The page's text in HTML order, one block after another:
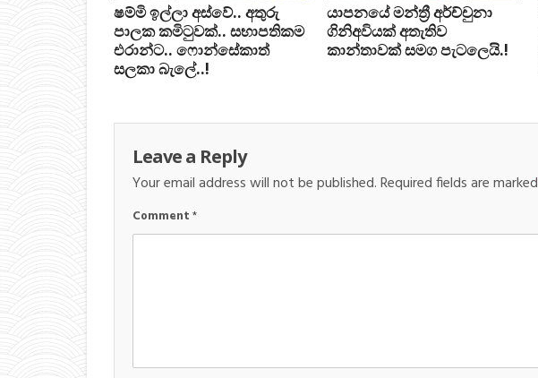
ෂම්මි ඉල්ලා අස්වේ.. අතුරු
පාලක කමිටුවක්.. සභාපතිකම
එරාන්ට.. ෆොන්සේකාත්
සලකා බැලේ..!
යාපනයේ මන්ත්‍රී අර්ච්චුනා
ගිනිඅවියක් අතැතිව
කාන්තාවක් සමග පැටලෙයි.!
Leave a Reply
Your email address will not be published.Required fields are marked
Comment*